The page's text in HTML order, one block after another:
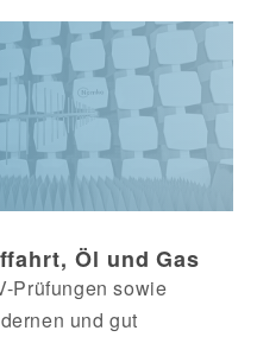
Öl und Gas
Prüfungen sowie
und gut